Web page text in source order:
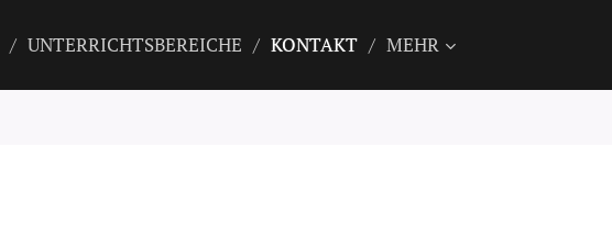
UNTERRICHTSBEREICHE KONTAKT MEHR